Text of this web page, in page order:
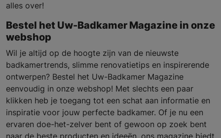
alles over!
Bestel het Uw-Badkamer Magazine in onze
webshop
Wil je altijd op de hoogte zijn van de nieuwste
badkamertrends, slimme renovatietips en inspirerende
ontwerpen? Bestel het Uw-Badkamer Magazine
eenvoudig in onze webshop! Met slechts een paar
klikken heb je toegang tot een schat aan informatie en
inspiratie voor jouw perfecte badkamer. Of je nu een
ervaren doe-het-zelver bent of gewoon op zoek bent